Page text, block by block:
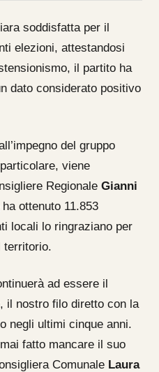
soddisfatta per il
elezioni, attestandosi
il partito ha
dato considerato positivo
del gruppo
viene
Regionale Gianni
ha ottenuto 11.853
locali lo ringraziano per
territorio.
ad essere il
il nostro filo diretto con la
negli ultimi cinque anni.
fatto mancare il suo
Comunale Laura